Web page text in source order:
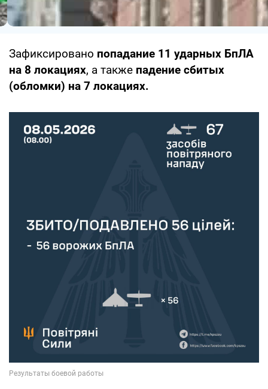
Зафиксировано попадание 11 ударных БпЛА
на 8 локациях, а также падение сбитых
(обломки) на 7 локациях.